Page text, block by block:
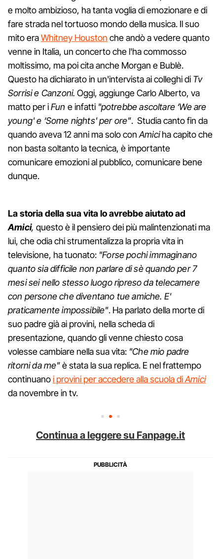
e molto ambizioso, ha tanta voglia di emozionare e di
fare strada nel tortuoso mondo della musica. Il suo
mito eraWhitney Houston che andò a vedere quanto
venne in Italia, un concerto che l'ha commosso
moltissimo, ma poi cita anche Morgan e Bublè.
Questo ha dichiarato in un'intervista ai colleghi di Tv
Sorrisi e Canzoni. Oggi, aggiunge Carlo Alberto, va
matto per iFun e infatti "potrebbe ascoltare ‘We are
young' e ‘Some nights' per ore". Studia canto fin da
quando aveva 12 anni ma solo con Amiciha capito che
non basta soltanto la tecnica, è importante
comunicare emozioni al pubblico, comunicare bene
dunque.
La storia della sua vita lo avrebbe aiutato ad
Amici, questo è il pensiero dei più malintenzionati ma
lui, che odia chi strumentalizza la propria vita in
televisione, ha tuonato: "Forse pochi immaginano
quanto sia difficile non parlare di sè quando per 7
mesi sei nello stesso luogo ripreso da telecamere
con persone che diventano tue amiche. E'
praticamente impossibile". Ha parlato della morte di
suo padre già ai provini, nella scheda di
presentazione, quando gli venne chiesto cosa
volesse cambiare nella sua vita: "Che mio padre
ritorni da me"è stata la sua replica. E nel frattempo
continuanoi provini per accedere alla scuola diAmici
da novembre in tv.
Continua a leggere su Fanpage.it